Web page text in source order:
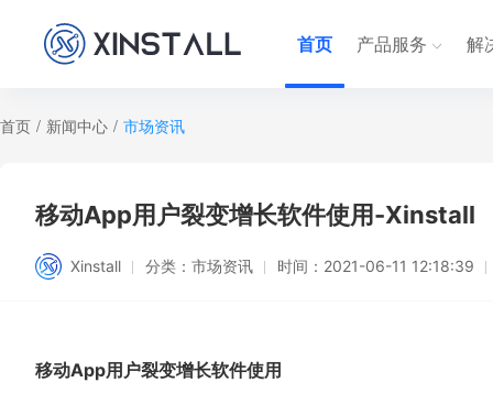
首页 产品服务 解
首页 / 新闻中心 / 市场资讯
移动App用户裂变增长软件使用-Xinstall
Xinstall 分类： 市场资讯 时间： 2021-06-11 12:18:39
移动App用户裂变增长软件使用